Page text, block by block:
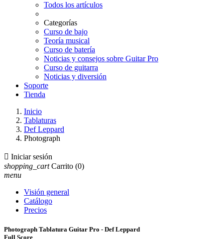
Todos los artículos
Categorías
Curso de bajo
Teoría musical
Curso de batería
Noticias y consejos sobre Guitar Pro
Curso de guitarra
Noticias y diversión
Soporte
Tienda
Inicio
Tablaturas
Def Leppard
Photograph
 Iniciar sesión
shopping_cart Carrito (0)
menu
Visión general
Catálogo
Precios
Photograph Tablatura Guitar Pro - Def Leppard
Full Score